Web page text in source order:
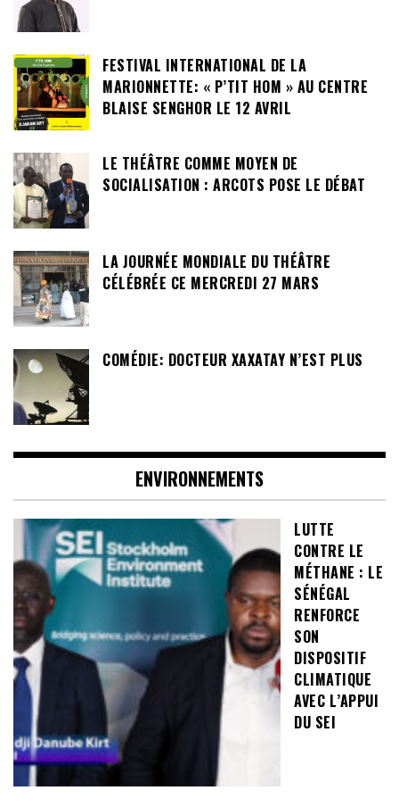
FESTIVAL INTERNATIONAL DE LA
MARIONNETTE: « P’TIT HOM » AU CENTRE
BLAISE SENGHOR LE 12 AVRIL
LE THÉÂTRE COMME MOYEN DE
SOCIALISATION : ARCOTS POSE LE DÉBAT
LA JOURNÉE MONDIALE DU THÉÂTRE
CÉLÉBRÉE CE MERCREDI 27 MARS
COMÉDIE: DOCTEUR XAXATAY N’EST PLUS
ENVIRONNEMENTS
LUTTE
CONTRE LE
MÉTHANE : LE
SÉNÉGAL
RENFORCE
SON
DISPOSITIF
CLIMATIQUE
AVEC L’APPUI
DU SEI